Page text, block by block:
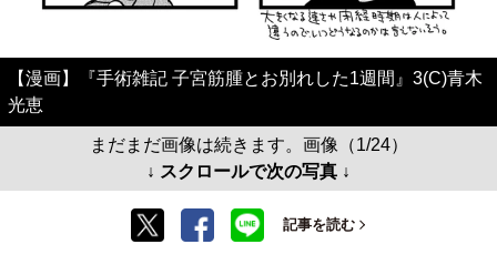
【漫画】『手術雑記 子宮筋腫とお別れした1週間』3(C)青木
光恵
まだまだ画像は続きます。画像（1/24）
↓ スクロールで次の写真 ↓
記事を読む